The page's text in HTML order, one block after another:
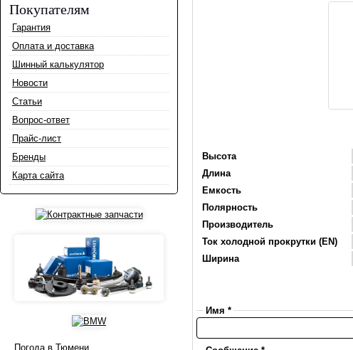
Покупателям
Гарантия
Оплата и доставка
Шинный калькулятор
Новости
Статьи
Вопрос-ответ
Прайс-лист
Бренды
Карта сайта
Погода в Тюмени
Высота
Длина
Емкость
Полярность
Производитель
Ток холодной прокрутки (EN)
Ширина
Имя *